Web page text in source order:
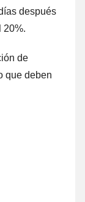
después
20%.
dе
quе deben